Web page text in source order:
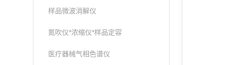
样品微波消解仪
氮吹仪*浓缩仪*样品定容
医疗器械气相色谱仪